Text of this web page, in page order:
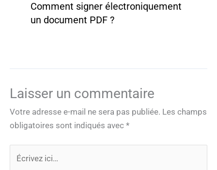
Comment signer électroniquement
un document PDF ?
Laisser un commentaire
Votre adresse e-mail ne sera pas publiée. Les champs
obligatoires sont indiqués avec *
ici…